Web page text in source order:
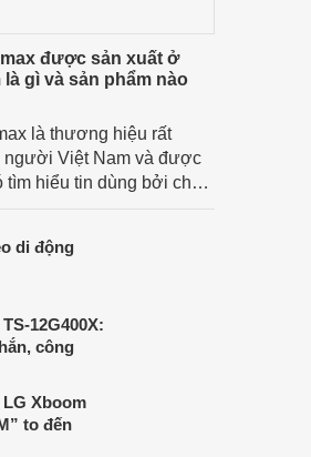
được sản xuất ở
gì và sản phẩm nào
là thương hiệu rất
người Việt Nam và được
tìm hiểu tin dùng bởi chất
di động
12G400X:
công
Xboom
to đến